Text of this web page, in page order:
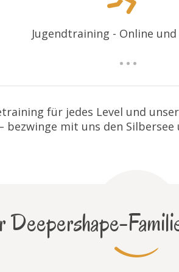
Jugendtraining - Online
für jedes Level und
mit uns den